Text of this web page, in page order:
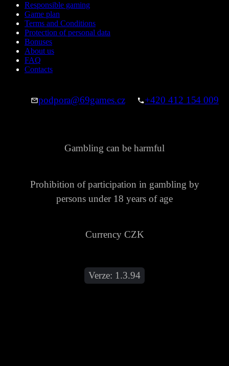
Responsible gaming
Game plan
Terms and Conditions
Protection of personal data
Bonuses
About us
FAQ
Contacts
podpora@69games.cz +420 412 154 009
Gambling can be harmful
Prohibition of participation in gambling by
persons under 18 years of age
Currency CZK
Verze: 1.3.94